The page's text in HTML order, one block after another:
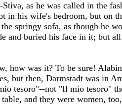
as he was called in the
in his wife's bedroom, but on
springy sofa, as though he
and buried his face in it; but
how was it? To be sure!
but then, Darmstadt was in
tesoro"--not "Il mio tesoro"
and they were women,